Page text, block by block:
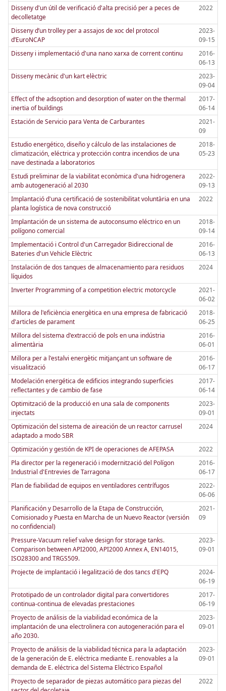
Disseny d'un útil de verificació d'alta precisió per a peces de
decolletatge
2022
Disseny d’un trolley per a assajos de xoc del protocol
d’EuroNCAP
2023-
09-15
Disseny i implementació d'una nano xarxa de corrent continu
2016-
06-13
Disseny mecànic d'un kart elèctric
2023-
09-04
Effect of the adsoption and desorption of water on the thermal
inertia of buildings
2017-
06-14
Estación de Servicio para Venta de Carburantes
2021-
09
Estudio energético, diseño y cálculo de las instalaciones de
climatización, eléctrica y protección contra incendios de una
nave destinada a laboratorios
2018-
05-23
Estudi preliminar de la viabilitat econòmica d'una hidrogenera
amb autogeneració al 2030
2022-
09-13
Implantació d'una certificació de sostenibilitat voluntària en una
planta logística de nova construcció
2022
Implantación de un sistema de autoconsumo eléctrico en un
polígono comercial
2018-
09-14
Implementació i Control d'un Carregador Bidireccional de
Bateries d'un Vehicle Elèctric
2016-
06-13
Instalación de dos tanques de almacenamiento para residuos
líquidos
2024
Inverter Programming of a competition electric motorcycle
2021-
06-02
Millora de l'eficiència energètica en una empresa de fabricació
d'articles de parament
2018-
06-25
Millora del sistema d'extracció de pols en una indústria
alimentària
2016-
06-01
Millora per a l'estalvi energètic mitjançant un software de
visualització
2016-
06-17
Modelación energética de edificios integrando superficies
reflectantes y de cambio de fase
2017-
06-14
Optimització de la producció en una sala de components
injectats
2023-
09-01
Optimización del sistema de aireación de un reactor carrusel
adaptado a modo SBR
2024
Optimización y gestión de KPI de operaciones de AFEPASA
2022
Pla director per la regeneració i modernització del Polígon
Industrial d'Entrevies de Tarragona
2016-
06-17
Plan de fiabilidad de equipos en ventiladores centrífugos
2022-
06-06
Planificación y Desarrollo de la Etapa de Construcción,
Comisionado y Puesta en Marcha de un Nuevo Reactor (versión
no confidencial)
2021-
09
Pressure-Vacuum relief valve design for storage tanks.
Comparison between API2000, API2000 Annex A, EN14015,
ISO28300 and TRGS509.
2023-
09-01
Projecte de implantació i legalització de dos tancs d'EPQ
2024-
06-19
Prototipado de un controlador digital para convertidores
continua-continua de elevadas prestaciones
2017-
06-19
Proyecto de análisis de la viabilidad económica de la
implantación de una electrolinera con autogeneración para el
año 2030.
2023-
09-01
Proyecto de análisis de la viabilidad técnica para la adaptación
de la generación de E. eléctrica mediante E. renovables a la
demanda de E. eléctrica del Sistema Eléctrico Español
2023-
09-01
Proyecto de separador de piezas automático para piezas del
2022